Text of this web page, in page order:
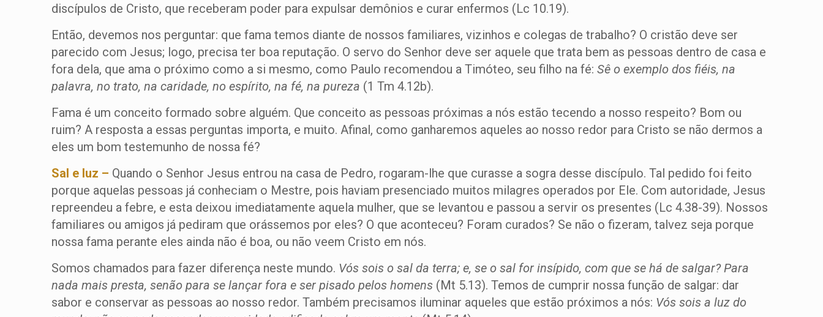
discípulos de Cristo, que receberam poder para expulsar demônios e curar enfermos (Lc 10.19).
Então, devemos nos perguntar: que fama temos diante de nossos familiares, vizinhos e colegas de trabalho? O cristão deve ser
parecido com Jesus; logo, precisa ter boa reputação. O servo do Senhor deve ser aquele que trata bem as pessoas dentro de casa e
fora dela, que ama o próximo como a si mesmo, como Paulo recomendou a Timóteo, seu filho na fé: Sê o exemplo dos fiéis, na
palavra, no trato, na caridade, no espírito, na fé, na pureza (1 Tm 4.12b).
Fama é um conceito formado sobre alguém. Que conceito as pessoas próximas a nós estão tecendo a nosso respeito? Bom ou
ruim? A resposta a essas perguntas importa, e muito. Afinal, como ganharemos aqueles ao nosso redor para Cristo se não dermos a
eles um bom testemunho de nossa fé?
Sal e luz – Quando o Senhor Jesus entrou na casa de Pedro, rogaram-lhe que curasse a sogra desse discípulo. Tal pedido foi feito
porque aquelas pessoas já conheciam o Mestre, pois haviam presenciado muitos milagres operados por Ele. Com autoridade, Jesus
repreendeu a febre, e esta deixou imediatamente aquela mulher, que se levantou e passou a servir os presentes (Lc 4.38-39). Nossos
familiares ou amigos já pediram que orássemos por eles? O que aconteceu? Foram curados? Se não o fizeram, talvez seja porque
nossa fama perante eles ainda não é boa, ou não veem Cristo em nós.
Somos chamados para fazer diferença neste mundo. Vós sois o sal da terra; e, se o sal for insípido, com que se há de salgar? Para
nada mais presta, senão para se lançar fora e ser pisado pelos homens (Mt 5.13). Temos de cumprir nossa função de salgar: dar
sabor e conservar as pessoas ao nosso redor. Também precisamos iluminar aqueles que estão próximos a nós: Vós sois a luz do